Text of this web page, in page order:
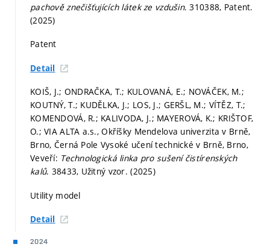
pachově znečišťujících látek ze vzdušin. 310388, Patent.
(2025)
Patent
Detail
KOIŠ, J.; ONDRAČKA, T.; KULOVANÁ, E.; NOVÁČEK, M.;
KOUTNÝ, T.; KUDĚLKA, J.; LOS, J.; GERŠL, M.; VÍTĚZ, T.;
KOMENDOVÁ, R.; KALIVODA, J.; MAYEROVÁ, K.; KRIŠTOF,
O.; VIA ALTA a.s., Okříšky Mendelova univerzita v Brně,
Brno, Černá Pole Vysoké učení technické v Brně, Brno,
Veveří: Technologická linka pro sušení čistírenských
kalů. 38433, Užitný vzor. (2025)
Utility model
Detail
2024